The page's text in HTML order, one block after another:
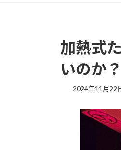
加熱式
いのか？
2024年11月22